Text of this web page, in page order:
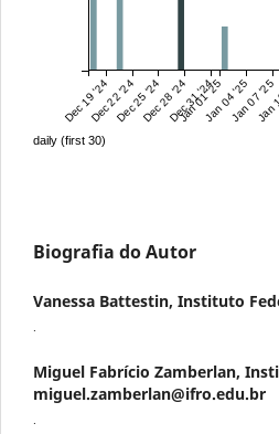
Dec 19 '24Dec 22 '24Dec 25 '24Dec 28 '24Dec 31 '24
Jan 01 '25Jan 04 '25Jan 07 '25
daily (first 30)
Biografia do Autor
Vanessa Battestin, Instituto
Miguel Fabrício Zamberlan,
miguel.zamberlan@ifro.edu.br